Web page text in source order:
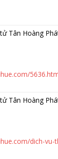
Tân Hoàng
Tân Hoàng
dich-